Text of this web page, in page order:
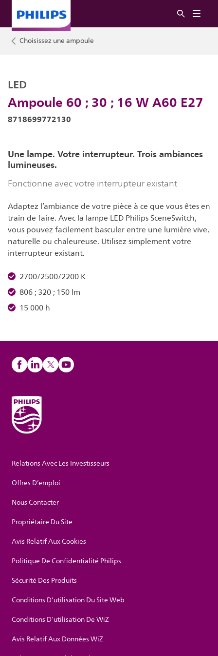
Choisissez une ampoule
Ampoule 60 ; 30 ; 16 W A60 E27
LED
8718699772130
Une lampe. Votre interrupteur. Trois ambiances
lumineuses.
Fonctionne avec votre interrupteur existant
Adaptez l’ambiance de votre pièce à ce que vous êtes en
train de faire. Avec la lampe LED Philips SceneSwitch,
vous pouvez facilement basculer entre une lumière vive,
naturelle ou chaleureuse. Utilisez simplement votre
interrupteur existant.
2700/2500/2200 K
806 ; 320 ; 150 lm
15 000 h
Relations Avec Les Investisseurs
Offres D’emploi
Nous Contacter
Propriétaire Du Site
Avis Relatif Aux Cookies
Politique De Confidentialité Philips
Sécurité Des Produits
Conditions D’utilisation Du Site Web
Conditions D’utilisation De WiZ
Avis Relatif Aux Données WiZ